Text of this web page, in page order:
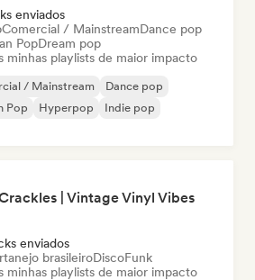
enviados
Comercial / MainstreamDance pop
PopDream pop
minhas playlists de maior impacto
/ Mainstream
Dance pop
Pop Hyperpop
Indie pop
| Vintage Vinyl Vibes
enviados
brasileiroDiscoFunk
minhas playlists de maior impacto